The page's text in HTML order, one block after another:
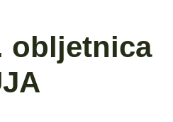
obljetnica